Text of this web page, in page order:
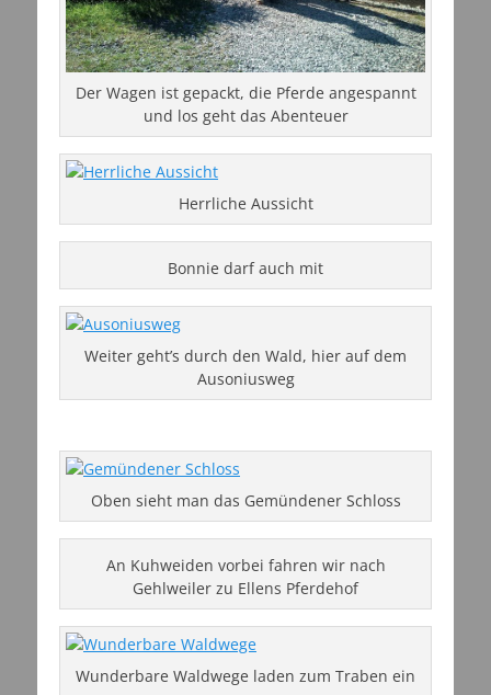
Der Wagen ist gepackt, die Pferde angespannt
und los geht das Abenteuer
Herrliche Aussicht
Bonnie darf auch mit
Weiter geht’s durch den Wald, hier auf dem
Ausoniusweg
Oben sieht man das Gemündener Schloss
An Kuhweiden vorbei fahren wir nach
Gehlweiler zu Ellens Pferdehof
Wunderbare Waldwege laden zum Traben ein